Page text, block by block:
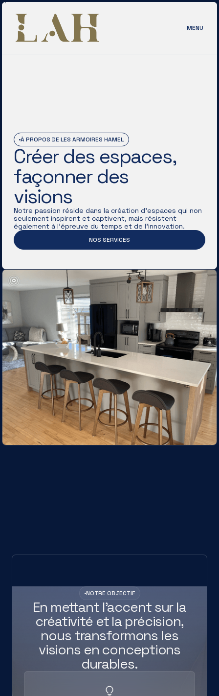
MENU
À PROPOS DE LES ARMOIRES HAMEL
Créer des espaces,
façonner des
visions
Notre passion réside dans la création d’espaces qui non
seulement inspirent et captivent, mais résistent
également à l’épreuve du temps et de l’innovation.
NOS SERVICES
NOTRE OBJECTIF
En mettant l’accent sur la
créativité et la précision,
nous transformons les
visions en conceptions
durables.